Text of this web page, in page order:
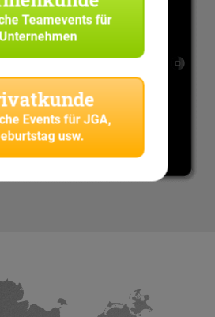
Teamevents für
Unternehmen
Events für JGA,
usw.